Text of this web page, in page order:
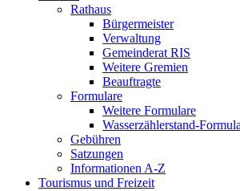
Rathaus
Bürgermeister
Verwaltung
Gemeinderat RIS
Weitere Gremien
Beauftragte
Formulare
Weitere Formulare
Wasserzählerstand-
Gebühren
Satzungen
Informationen A-Z
Tourismus und Freizeit